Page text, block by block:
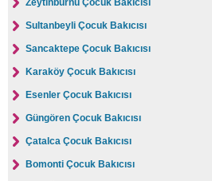
Zeytinburnu Çocuk Bakıcısı
Sultanbeyli Çocuk Bakıcısı
Sancaktepe Çocuk Bakıcısı
Karaköy Çocuk Bakıcısı
Esenler Çocuk Bakıcısı
Güngören Çocuk Bakıcısı
Çatalca Çocuk Bakıcısı
Bomonti Çocuk Bakıcısı